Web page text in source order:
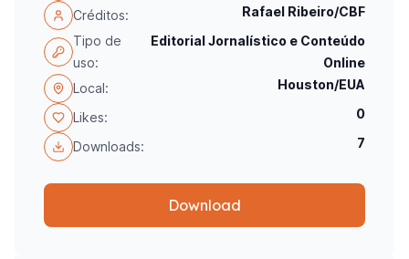
Créditos:
Rafael Ribeiro/CBF
Tipo de
uso:
Editorial Jornalístico e Conteúdo
Online
Local:
Houston/EUA
Likes: 0
Downloads: 7
Download